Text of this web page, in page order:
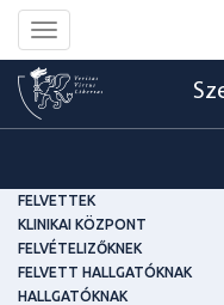
Toggle
navigation
FELVETTEK
KLINIKAI KÖZPONT
FELVÉTELIZŐKNEK
FELVETT HALLGATÓKNAK
HALLGATÓKNAK